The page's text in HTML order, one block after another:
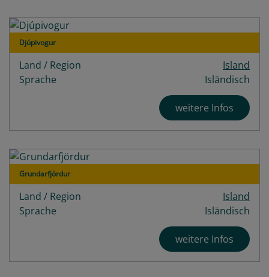
Djúpivogur
Land / Region
Island
Sprache
Isländisch
weitere Infos
Grundarfjördur
Land / Region
Island
Sprache
Isländisch
weitere Infos